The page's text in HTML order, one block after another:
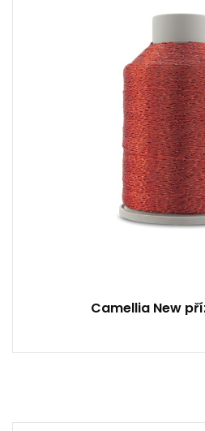
Camellia New